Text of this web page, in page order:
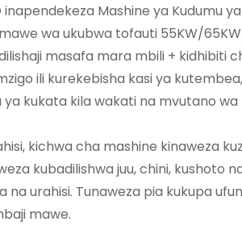
inapendekeza Mashine ya Kudumu
wa ukubwa tofauti 55KW/
masafa mara mbili + kidhibiti
ili kurekebisha kasi ya
kukata kila wakati na mvutano
kichwa cha mashine kinaweza
kubadilishwa juu, chini, kushoto
na urahisi. Tunaweza pia kukupa
mawe.